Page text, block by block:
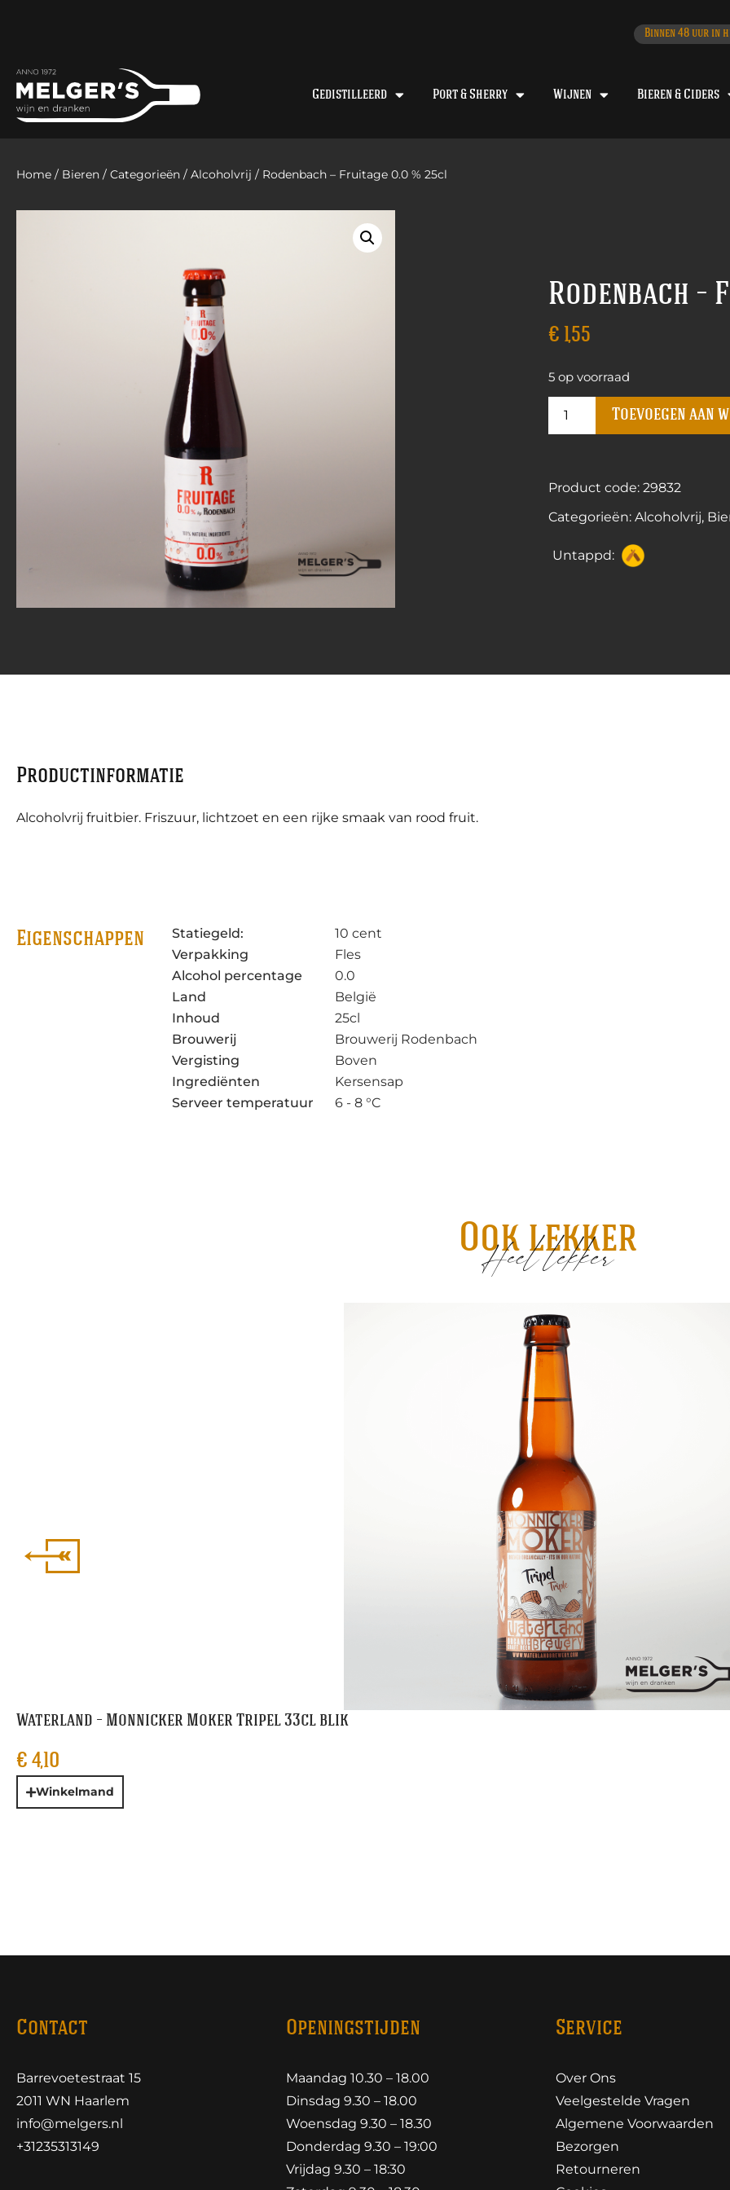
Binnen 48 uur in
Gedistilleerd Port & Sherry Wijnen Bieren & Ciders
Home / Bieren / Categorieën / Alcoholvrij / Rodenbach – Fruitage 0.0 % 25cl
Rodenbach –
€ 1,55
5 op voorraad
Toevoegen aan
Product code: 29832
Categorieën:Alcoholvrij,
Untappd:
Productinformatie
Alcoholvrij fruitbier. Friszuur, lichtzoet en een rijke smaak van rood fruit.
Eigenschappen Statiegeld:
10 cent
Verpakking
Fles
Alcohol percentage
0.0
Land
België
Inhoud
25cl
Brouwerij
Brouwerij Rodenbach
Vergisting
Boven
Ingrediënten
Kersensap
Serveer temperatuur
6 - 8 °C
Ook lekker
Heel lekker
Waterland – Monnicker Moker Tripel 33cl blik
€ 4,10
Winkelmand
Contact
Barrevoetestraat 15
2011 WN Haarlem
info@melgers.nl
+31235313149
Openingstijden
Maandag 10.30 – 18.00
Dinsdag 9.30 – 18.00
Woensdag 9.30 – 18.30
Donderdag 9.30 – 19:00
Vrijdag 9.30 – 18:30
Service
Over Ons
Veelgestelde Vragen
Algemene Voorwaarden
Bezorgen
Retourneren